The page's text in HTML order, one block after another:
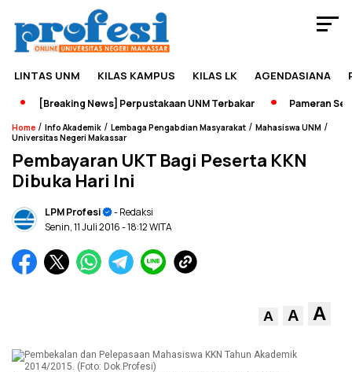
LINTAS UNM KILAS KAMPUS KILAS LK AGENDASIANA
[Breaking News] Perpustakaan UNM Terbakar Pameran
Home / Info Akademik / Lembaga Pengabdian Masyarakat / Mahasiswa UNM /
Universitas Negeri Makassar
Pembayaran UKT Bagi Peserta KKN
Dibuka Hari Ini
LPM Profesi
- Redaksi
Senin, 11 Juli 2016- 18:12 WITA
A A A